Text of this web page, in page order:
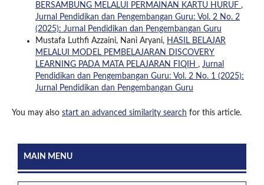
BERSAMBUNG MELALUI PERMAINAN KARTU HURUF ,
Jurnal Pendidikan dan Pengembangan Guru: Vol. 2 No. 2
(2025): Jurnal Pendidikan dan Pengembangan Guru
Mustafa Luthfi Azzaini, Nani Aryani, HASIL BELAJAR
MELALUI MODEL PEMBELAJARAN DISCOVERY
LEARNING PADA MATA PELAJARAN FIQIH , Jurnal
Pendidikan dan Pengembangan Guru: Vol. 2 No. 1 (2025):
Jurnal Pendidikan dan Pengembangan Guru
You may also start an advanced similarity search for this article.
MAIN MENU